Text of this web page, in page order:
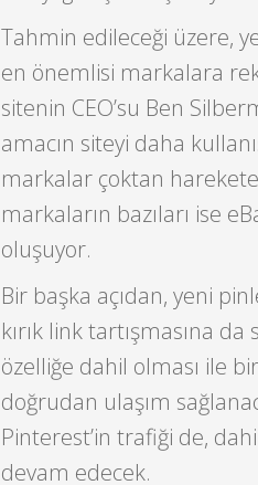
Tahmin edileceği üzere,
en önemlisi markalara
sitenin CEO’su Ben
amacın siteyi daha
markalar çoktan
markaların bazıları ise
oluşuyor.
Bir başka açıdan, yeni
kırık link tartışmasına
özelliğe dahil olması ile
doğrudan ulaşım
Pinterest’in trafiği de,
devam edecek.